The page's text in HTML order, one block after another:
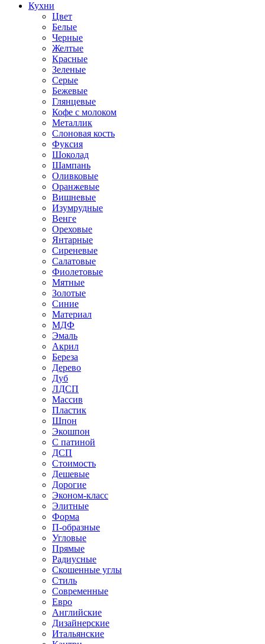
Кухни
Цвет
Белые
Черные
Желтые
Красные
Зеленые
Серые
Бежевые
Глянцевые
Кофе с молоком
Металлик
Слоновая кость
Фуксия
Шоколад
Шампань
Оливковые
Оранжевые
Вишневые
Изумрудные
Венге
Ореховые
Янтарные
Сиреневые
Салатовые
Фиолетовые
Мятные
Золотые
Синие
Материал
МДФ
Эмаль
Акрил
Береза
Дерево
Дуб
ЛДСП
Массив
Пластик
Шпон
Экошпон
С патиной
ДСП
Стоимость
Дешевые
Дорогие
Эконом-класс
Элитные
Форма
П-образные
Угловые
Прямые
Радиусные
Скошенные углы
Стиль
Современные
Евро
Английские
Дизайнерские
Итальянские